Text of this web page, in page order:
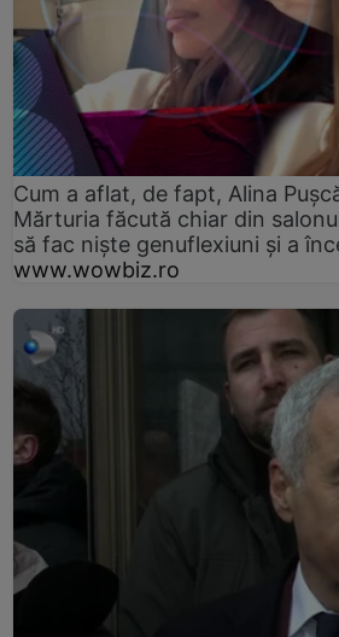
Cum a aflat, de fapt, Alina
Mărturia făcută chiar din
să fac niște genuflexiuni și a
www.wowbiz.ro